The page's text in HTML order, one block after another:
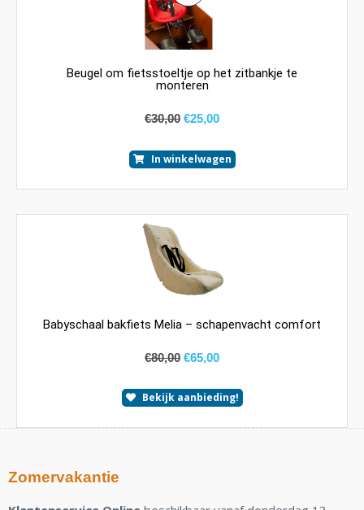
Beugel om fietsstoeltje op het zitbankje te
monteren
€30,00 €25,00
In winkelwagen
Babyschaal bakfiets Melia – schapenvacht comfort
€80,00 €65,00
Bekijk aanbieding!
Zomervakantie